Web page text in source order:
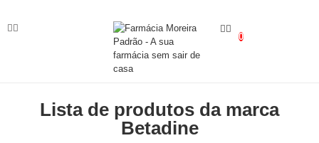
0
Lista de produtos da marca
Betadine